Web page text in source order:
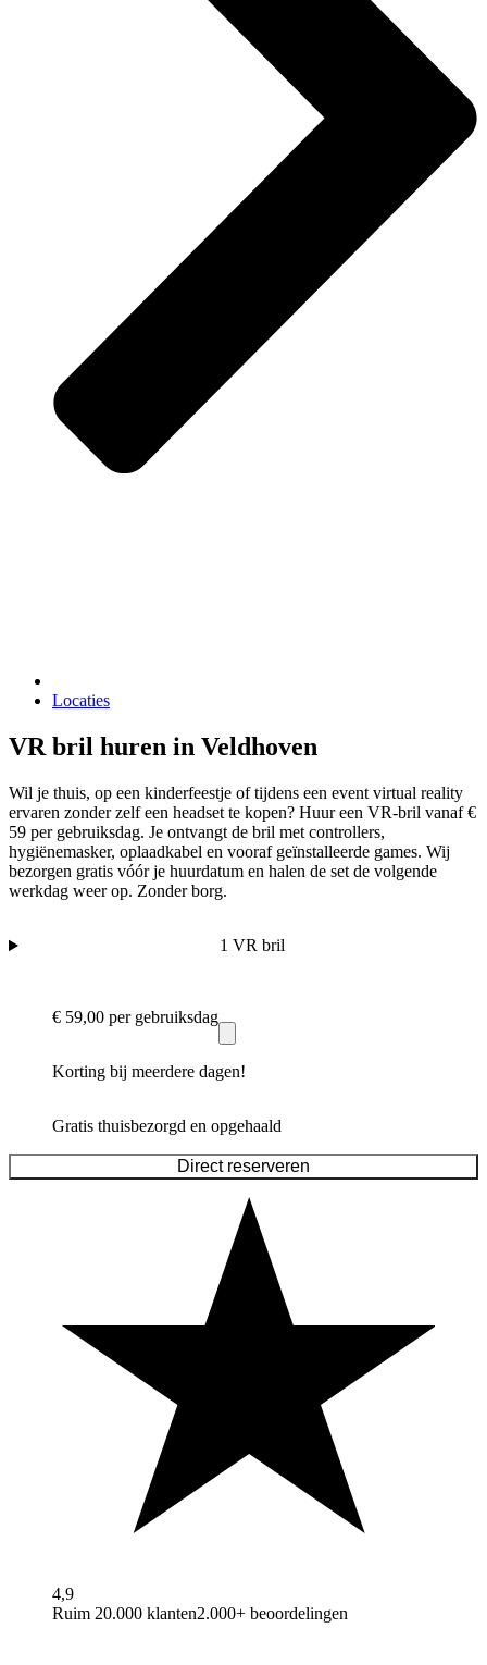
Locaties
VR bril huren in Veldhoven
Wil je thuis, op een kinderfeestje of tijdens een event virtual reality
ervaren zonder zelf een headset te kopen? Huur een VR-bril vanaf €
59 per gebruiksdag. Je ontvangt de bril met controllers,
hygiënemasker, oplaadkabel en vooraf geïnstalleerde games. Wij
bezorgen gratis vóór je huurdatum en halen de set de volgende
werkdag weer op. Zonder borg.
1 VR bril
€ 59,00 per gebruiksdag
Korting bij meerdere dagen!
Gratis thuisbezorgd en opgehaald
Direct reserveren
4,9
Ruim 20.000 klanten2.000+ beoordelingen